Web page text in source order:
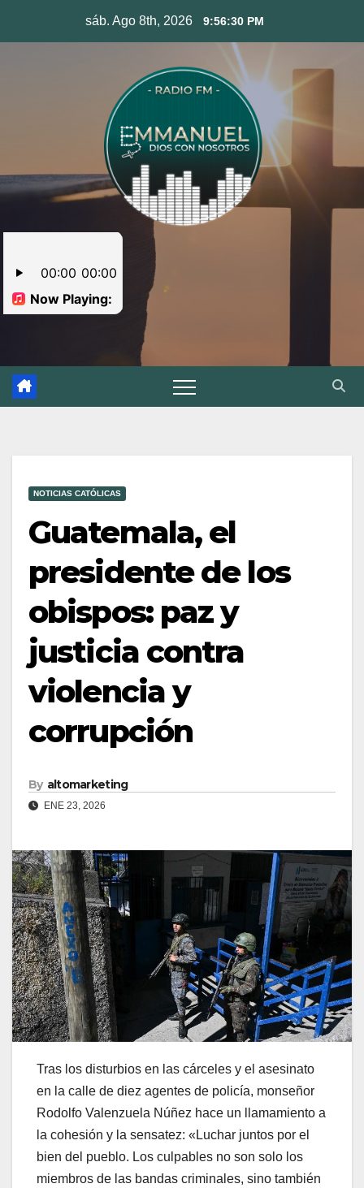
sáb. Ago 8th, 2026 9:56:31 PM
NOTICIAS CATÓLICAS
Guatemala, el
presidente de los
obispos: paz y
justicia contra
violencia y
corrupción
By altomarketing
ENE 23, 2026
Tras los disturbios en las cárceles y el asesinato
en la calle de diez agentes de policía, monseñor
Rodolfo Valenzuela Núñez hace un llamamiento a
la cohesión y la sensatez: «Luchar juntos por el
bien del pueblo. Los culpables no son solo los
miembros de las bandas criminales, sino también